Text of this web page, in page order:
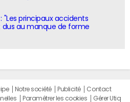
principaux accidents
dus au manque de forme
Notre société Publicité
Contact
Paramétrer les cookies Gérer Utiq